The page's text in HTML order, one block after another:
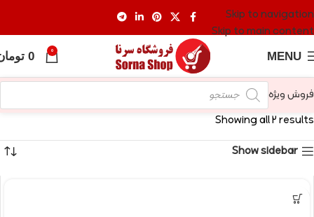
Skip to navigation
Skip to main content
MENU
0
0
فروش ویژه
Showing all 2 results
Show sidebar